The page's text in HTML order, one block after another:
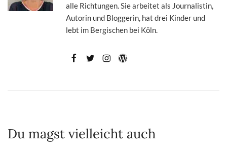
alle Richtungen. Sie arbeitet als Journalistin,
Autorin und Bloggerin, hat drei Kinder und
lebt im Bergischen bei Köln.
Du magst vielleicht auch